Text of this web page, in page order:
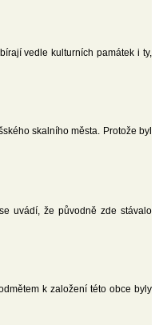
vedle kulturních památek i ty,
skalního města. Protože byl
uvádí, že původně zde stávalo
k založení této obce byly